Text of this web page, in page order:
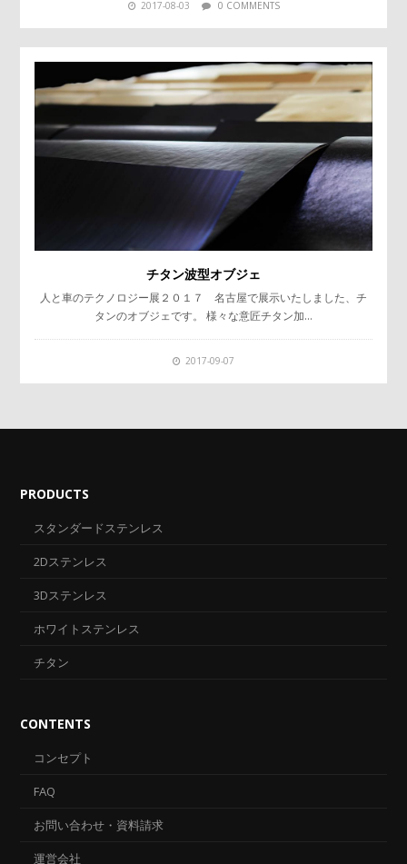
2017-08-03 0 COMMENTS
チタン波型オブジェ
人と車のテクノロジー展２０１７ 名古屋で展示いたしました、チ
タンのオブジェです。 様々な意匠チタン加…
2017-09-07
PRODUCTS
スタンダードステンレス
2Dステンレス
3Dステンレス
ホワイトステンレス
チタン
CONTENTS
コンセプト
FAQ
お問い合わせ・資料請求
運営会社